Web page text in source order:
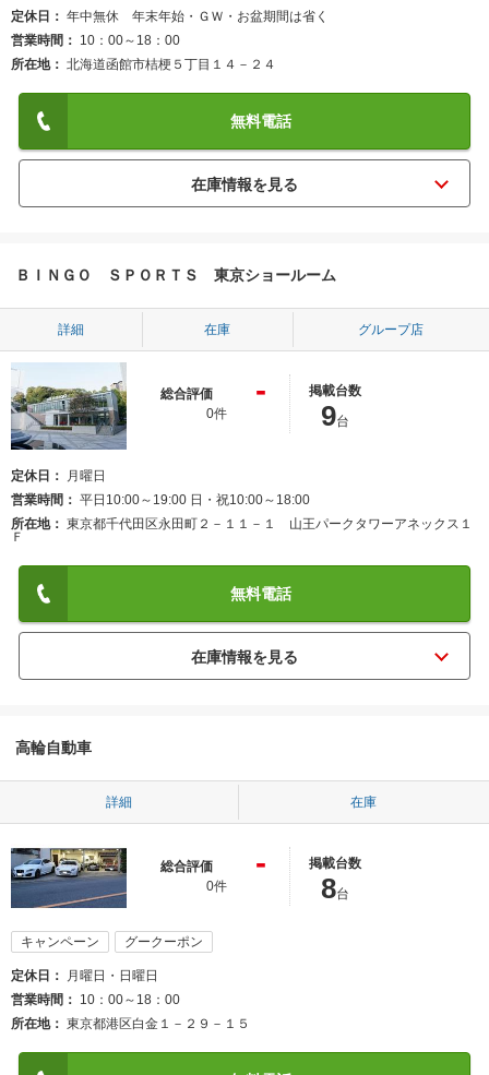
定休日
年中無休 年末年始・ＧＷ・お盆期間は省く
営業時間
10：00～18：00
所在地
北海道函館市桔梗５丁目１４－２４
無料電話
ＢＩＮＧＯ ＳＰＯＲＴＳ 東京ショールーム
詳細 在庫 グループ店
総合評価 -
0件
掲載台数
9台
定休日
月曜日
営業時間
平日10:00～19:00 日・祝10:00～18:00
所在地
東京都千代田区永田町２－１１－１ 山王パークタワーアネックス１
Ｆ
無料電話
高輪自動車
詳細 在庫
総合評価 -
0件
掲載台数
8台
キャンペーン グークーポン
定休日
月曜日・日曜日
営業時間
10：00～18：00
所在地
東京都港区白金１－２９－１５